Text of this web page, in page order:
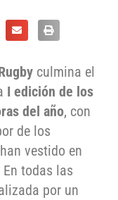
culmina el
I edición de los
del año, con
de los
vestido en
todas las
por un